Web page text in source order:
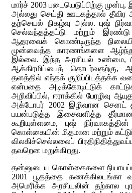
மார்ச் 2003 படையெடுப்பிற்கு
அல்லது செய்தி ஊடகத்தால் தீவிர
தற்செயல் நிகழ்வு அல்ல. புஷ்
செல்வந்தத்தட்டு மற்றும்
ஆதரவைக் கொண்டிருந்த
முன்வைத்த காரணங்களை
இல்லை. இந்த அரசியல் உண்மை,
ஆக்கிரமிப்பைத்
தளத்தில் எந்தக் குறிப்பிடத்தக்க
என்பதை அடிக்கோடிட்டுக்
அறிவிப்பில், ஈராக்கில் பேரழிவு
அக்டோபர் 2002 இழிவான செனட்
பயன்படுத்த இசைவளித்த
கூறியுள்ளமை, புஷ்
கொள்கையின் மிதமான மற்றும்
விலகிச்செல்லலைப்
தவறென மறுக்கிறது.
தன்னுடைய கொள்கைகளை
2001 பூதத்தை கணக்கிலடங்கா
அமெரிக்க அரசியலின் தற்கால